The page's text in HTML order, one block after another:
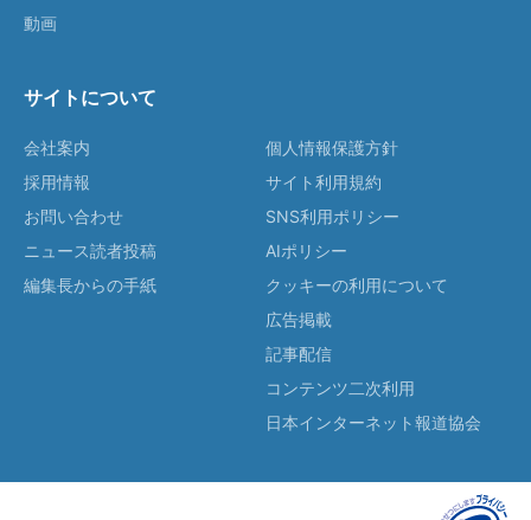
動画
サイトについて
会社案内
採用情報
お問い合わせ
ニュース読者投稿
編集長からの手紙
個人情報保護方針
サイト利用規約
SNS利用ポリシー
AIポリシー
クッキーの利用について
広告掲載
記事配信
コンテンツ二次利用
日本インターネット報道協会